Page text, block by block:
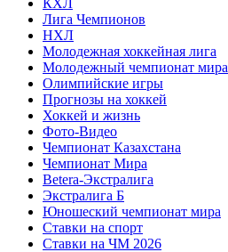
КХЛ
Лига Чемпионов
НХЛ
Молодежная хоккейная лига
Молодежный чемпионат мира
Олимпийские игры
Прогнозы на хоккей
Хоккей и жизнь
Фото-Видео
Чемпионат Казахстана
Чемпионат Мира
Betera-Экстралига
Экстралига Б
Юношеский чемпионат мира
Ставки на спорт
Ставки на ЧМ 2026